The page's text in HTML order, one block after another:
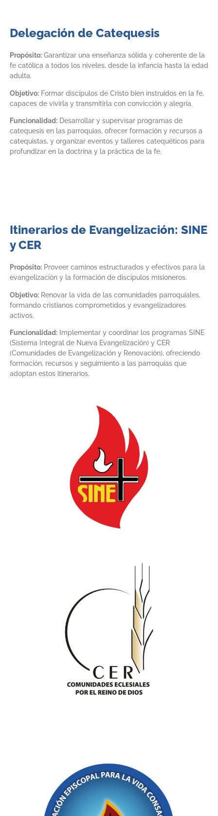
Delegación de Catequesis
Propósito: Garantizar una enseñanza sólida y coherente de la
fe católica a todos los niveles, desde la infancia hasta la edad
adulta.
Objetivo: Formar discípulos de Cristo bien instruidos en la fe,
capaces de vivirla y transmitirla con convicción y alegría.
Funcionalidad: Desarrollar y supervisar programas de
catequesis en las parroquias, ofrecer formación y recursos a
catequistas, y organizar eventos y talleres catequéticos para
profundizar en la doctrina y la práctica de la fe.
Itinerarios de Evangelización: SINE
y CER
Propósito: Proveer caminos estructurados y efectivos para la
evangelización y la formación de discípulos misioneros.
Objetivo: Renovar la vida de las comunidades parroquiales,
formando cristianos comprometidos y evangelizadores
activos.
Funcionalidad: Implementar y coordinar los programas SINE
(Sistema Integral de Nueva Evangelización) y CER
(Comunidades de Evangelización y Renovación), ofreciendo
formación, recursos y seguimiento a las parroquias que
adoptan estos itinerarios.